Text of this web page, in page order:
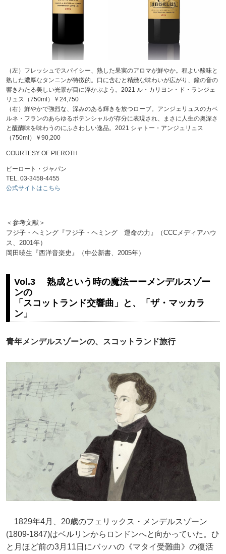
（左）フレッシュでスパイシー、熟した果実のアロマが鮮やか。程よい酸味と
熟した濃厚なタンニンが特徴的。口に含むと精緻な味わいが広がり、鐘の音の
響きわたる美しい光景が目に浮かぶよう。2021 ル・カリヨン・ド・ランジェ
リュス（750ml）￥24,750
（右）鮮やかで強烈な、深みのある輝きを放つローブ。アンジェリュスのカベ
ルネ・フランのあらゆるポテンシャルが存分に表現され、まさに人生の奥深さ
と醍醐味を味わうのにふさわしい逸品。2021 シャトー・アンジュリュス
（750ml）￥90,200
COURTESY OF PIEROTH
ピーロート・ジャパン
TEL. 03-3458-4455
公式サイトはこちら
＜参考文献＞
フジ子・ヘミング『フジ子・ヘミング 運命の力』（CCCメディアハウ
ス、2001年）
岡田暁生『西洋音楽史』（中公新書、2005年）
Vol.3 熟成という時の魔法ーーメンデルスゾー
ンの
「スコットランド交響曲」と、「ザ・マッカラ
ン」
青年メンデルスゾーンの、スコットランド旅行
1829年4月、20歳のフェリックス・メンデルスゾーン
(1809-1847)はベルリンからロンドンへと向かっていた。ひ
と月ほど前の3月11日にバッハの《マタイ受難曲》の復活